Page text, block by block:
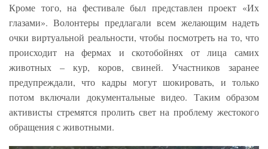
Кроме того, на фестивале был представлен проект «Их
глазами». Волонтеры предлагали всем желающим надеть
очки виртуальной реальности, чтобы посмотреть на то, что
происходит на фермах и скотобойнях от лица самих
животных – кур, коров, свиней. Участников заранее
предупреждали, что кадры могут шокировать, и только
потом включали документальные видео. Таким образом
активисты стремятся пролить свет на проблему жестокого
обращения с животными.